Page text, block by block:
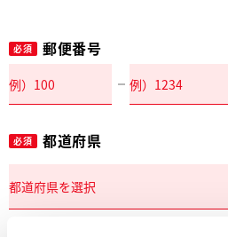
必須 郵便番号
必須 都道府県